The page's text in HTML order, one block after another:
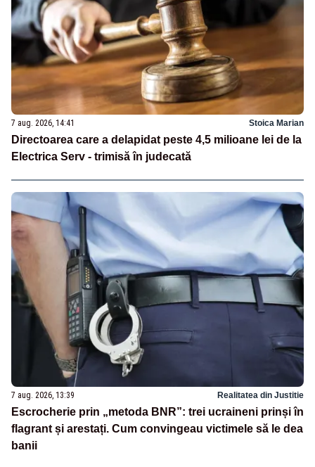
7 aug. 2026, 14:41 Stoica Marian
Directoarea care a delapidat peste 4,5 milioane lei de la
Electrica Serv - trimisă în judecată
7 aug. 2026, 13:39 Realitatea din Justitie
Escrocherie prin „metoda BNR”: trei ucraineni prinși în
flagrant și arestați. Cum convingeau victimele să le dea
banii